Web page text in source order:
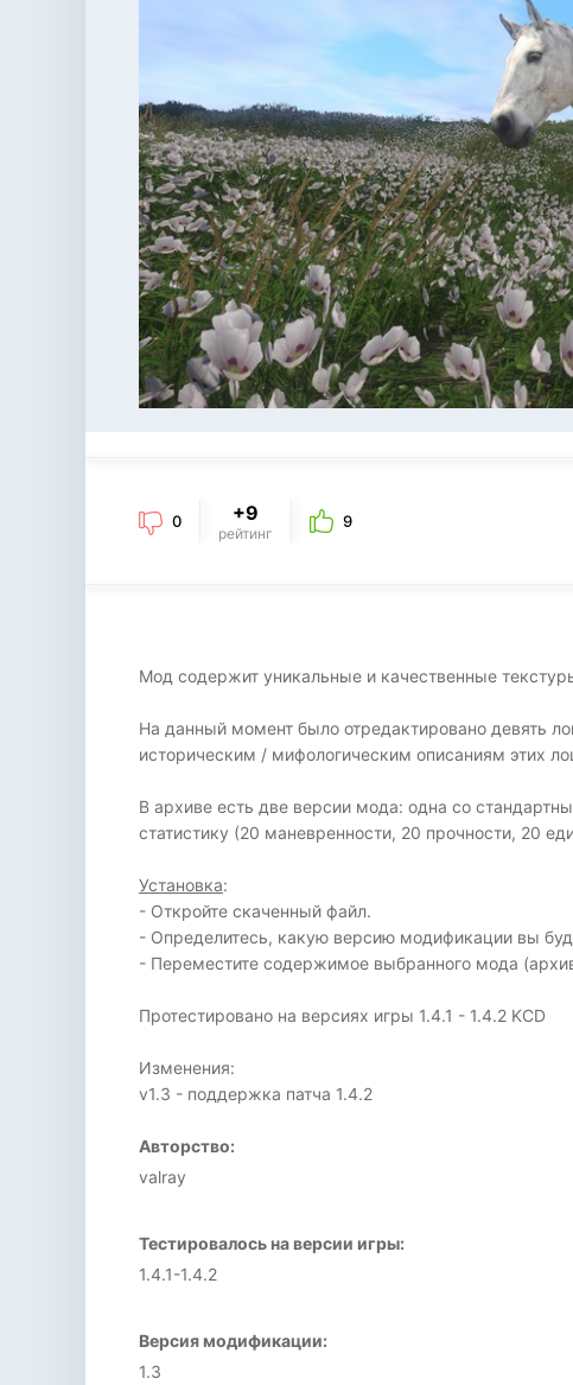
0 +9
рейтинг
9
Мод содержит уникальные и качественные
На данный момент было отредактировано девять
историческим / мифологическим описаниям этих
В архиве есть две версии мода: одна со
статистику (20 маневренности, 20 прочности, 20
Установка:
- Откройте скаченный файл.
- Определитесь, какую версию модификации вы
- Переместите содержимое выбранного мода
Протестировано на версиях игры 1.4.1 - 1.4.2 KCD
Изменения:
v1.3 - поддержка патча 1.4.2
Авторство:
valray
Тестировалось на версии игры:
1.4.1-1.4.2
Версия модификации:
1.3